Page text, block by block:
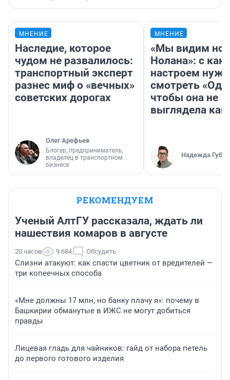
МНЕНИЕ
Наследие, которое
чудом не развалилось:
транспортный эксперт
разнес миф о «вечных»
советских дорогах
Олег Арефьев
Блогер, предприниматель,
владелец в транспортном
бизнесе
МНЕНИЕ
«Мы видим
Нолана»: с
настроем
смотреть
чтобы она не
выглядела как
Надежда
РЕКОМЕНДУЕМ
Ученый АлтГУ рассказала, ждать ли
нашествия комаров в августе
20 часов 9 684 Обсудить
Слизни атакуют: как спасти цветник от вредителей —
три копеечных способа
«Мне должны 17 млн, но банку плачу я»: почему в
Башкирии обманутые в ИЖС не могут добиться
правды
Лицевая гладь для чайников: гайд от набора петель
до первого готового изделия